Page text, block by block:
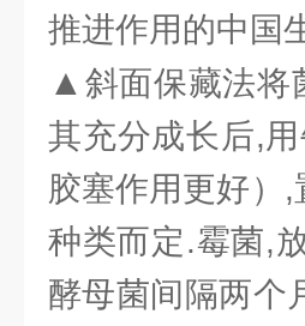
推进作用的中国
▲ 斜面保藏法将
其充分成长后,
胶塞作用更好）
种类而定.霉菌,
酵母菌间隔两个